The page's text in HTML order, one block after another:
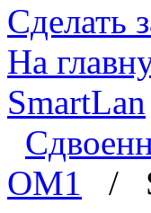
Сделать
На
SmartLan
OM1 /